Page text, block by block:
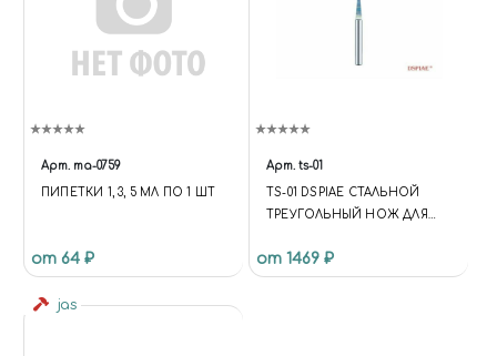
Арт. ma-0759
ПИПЕТКИ 1, 3, 5 МЛ ПО 1 ШТ
от 64 ₽
Арт. ts-01
TS-01 DSPIAE СТАЛЬНОЙ
ТРЕУГОЛЬНЫЙ НОЖ ДЛЯ
от 1469 ₽
jas